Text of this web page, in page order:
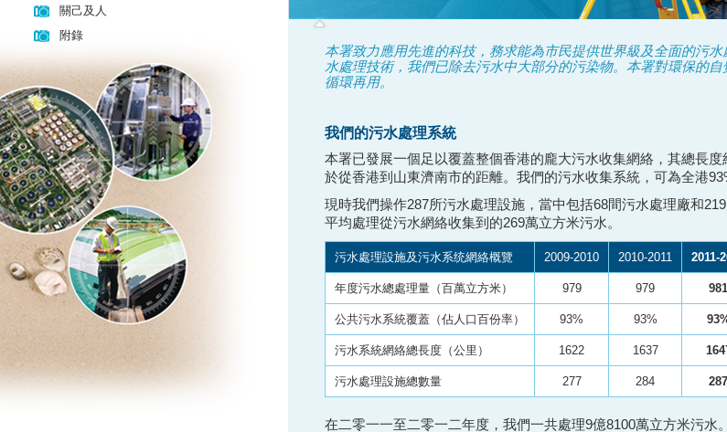
關己及人
附錄
本署致力應用先進的科技，務求能為市民提供世界級及全面的污
水處理技術，我們已除去污水中大部分的污染物。本署對環保的
循環再用。
我們的污水處理系統
本署已發展一個足以覆蓋整個香港的龐大污水收集網絡，其總長
於從香港到山東濟南市的距離。我們的污水收集系統，可為全港
現時我們操作287所污水處理設施，當中包括68間污水處理廠和
平均處理從污水網絡收集到的269萬立方米污水。
污水處理設施及污水系统網絡概覽 2009-2010 2010-2011 2011-
年度污水總處理量（百萬立方米） 979 979 981
公共污水系統覆蓋（佔人口百份率） 93% 93%
污水系統網絡總長度（公里） 1622 1637
污水處理設施總數量 277 284 287
在二零一一至二零一二年度，我們一共處理9億8100萬立方米污水